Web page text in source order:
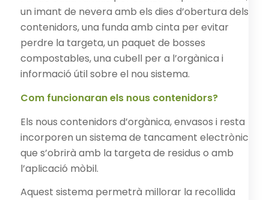
un imant de nevera amb els dies d’obertura dels
contenidors, una funda amb cinta per evitar
perdre la targeta, un paquet de bosses
compostables, una cubell per a l’orgànica i
informació útil sobre el nou sistema.
Com funcionaran els nous contenidors?
Els nous contenidors d’orgànica, envasos i resta
incorporen un sistema de tancament electrònic
que s’obrirà amb la targeta de residus o amb
l’aplicació mòbil.
Aquest sistema permetrà millorar la recollida